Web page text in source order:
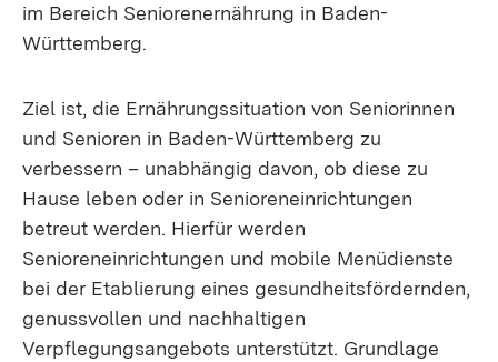
im Bereich Seniorenernährung in Baden-
Württemberg.
Ziel ist, die Ernährungssituation von Seniorinnen
und Senioren in Baden-Württemberg zu
verbessern – unabhängig davon, ob diese zu
Hause leben oder in Senioreneinrichtungen
betreut werden. Hierfür werden
Senioreneinrichtungen und mobile Menüdienste
bei der Etablierung eines gesundheitsfördernden,
genussvollen und nachhaltigen
Verpflegungsangebots unterstützt. Grundlage